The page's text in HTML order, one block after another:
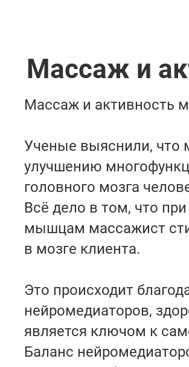
Массаж и
Массаж и активность
Ученые выяснили, что
улучшению
головного мозга
Всё дело в том, что
мышцам массажист
в мозге клиента.
Это происходит
нейромедиаторов,
является ключом к
Баланс